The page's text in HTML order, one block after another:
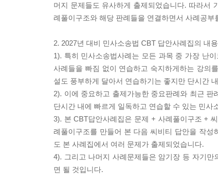
머지 문제들도 유사하게 출제되었습니다. 따라서
례풀이구조와 해당 판례들을 연결하면서 사례공
2. 2027년 대비 민사소송법 CBT 답안사례집의 내
1). 특히 민사소송법사례는 모든 과목 중 가장 난
사례들을 빠짐 없이 연습하고 숙지하게하는 강의
설도 풍부하게 달아서 연습하기는 좋지만 단시간
2). 이에 중요하고 출제가능한 중요판례와 최근
단시간 내에 빠르게 일독하고 연습할 수 있는 민
3). 본 CBT답안사례집은 문제 + 사례풀이구조 +
례풀이구조를 만들어 본 다음 씨비티 답안을 작
도 본 사례집에서 여러 문제가 출제되었습니다.
4). 그리고 나머지 사례문제들은 암기장 등 자기
면 될 것입니다.